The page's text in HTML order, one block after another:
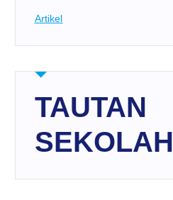
Artikel
TAUTAN
SEKOLAH